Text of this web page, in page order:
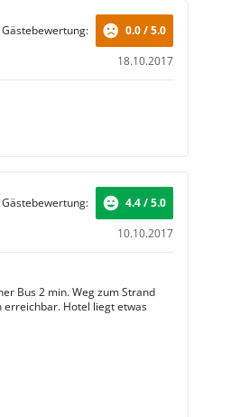
18.10.2017
Gästebewertung: 0.0 / 5.0
10.10.2017
Gästebewertung: 4.4 / 5.0
Bus 2 min. Weg zum Strand
erreichbar. Hotel liegt etwas